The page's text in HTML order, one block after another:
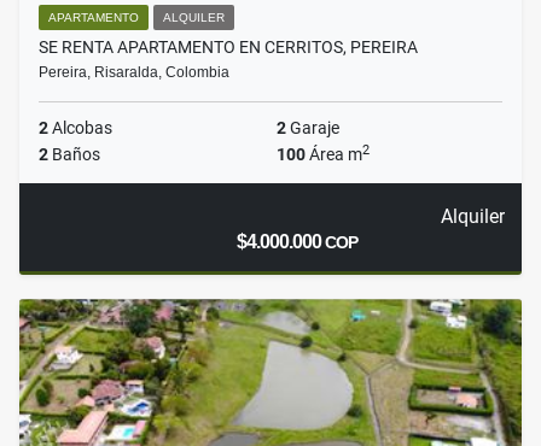
APARTAMENTO ALQUILER
SE RENTA APARTAMENTO EN CERRITOS, PEREIRA
Pereira, Risaralda, Colombia
2Alcobas 2Garaje
2 Baños 100Área m2
Alquiler
$4.000.000COP